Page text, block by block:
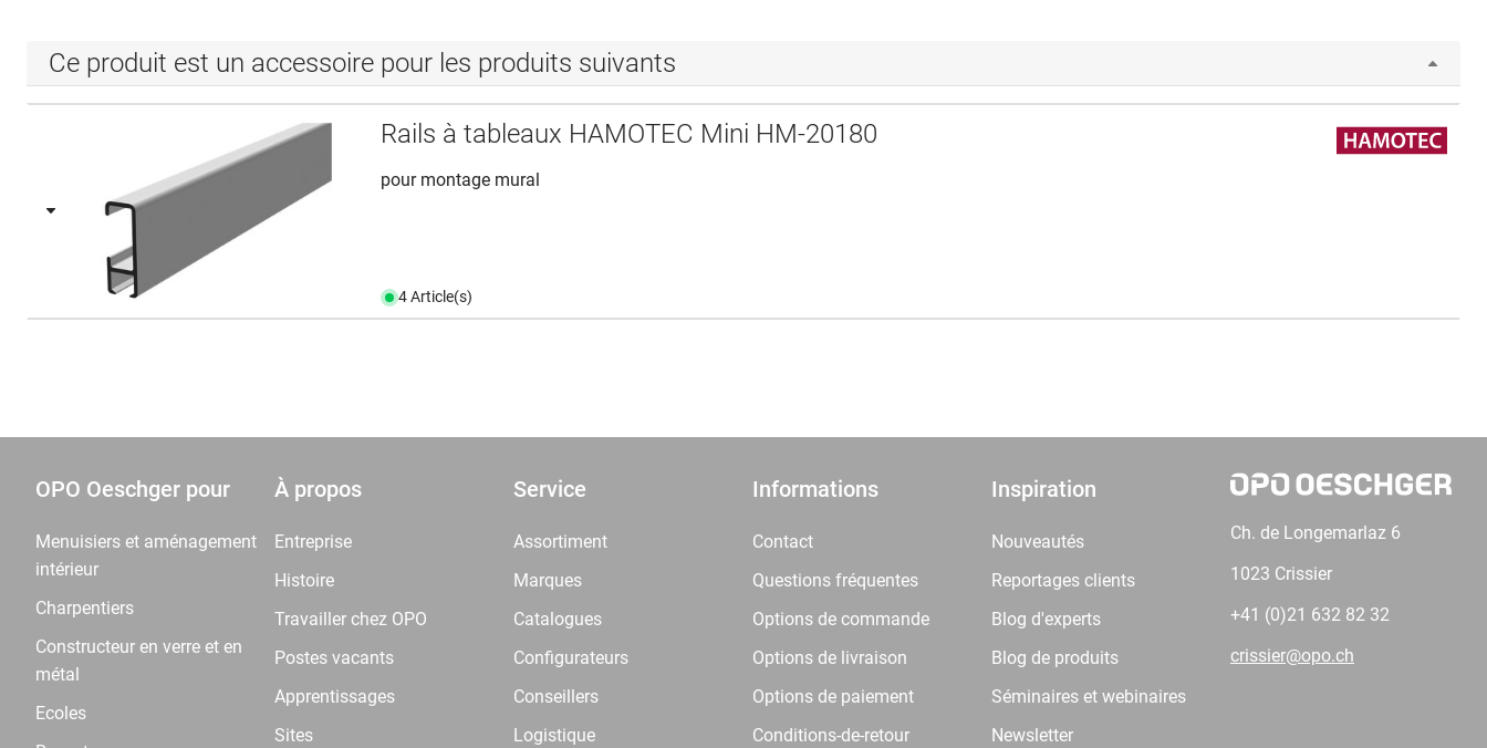
Ce produit est un accessoire pour les produits suivants
Rails à tableaux HAMOTEC Mini HM-20180
pour montage mural
4 Article(s)
OPO Oeschger pour
Menuisiers et aménagement
intérieur
Charpentiers
Constructeur en verre et en
métal
Ecoles
À propos
Entreprise
Histoire
Travailler chez OPO
Postes vacants
Apprentissages
Sites
Service
Assortiment
Marques
Catalogues
Configurateurs
Conseillers
Logistique
Informations
Contact
Questions fréquentes
Options de commande
Options de livraison
Options de paiement
Conditions-de-retour
Inspiration
Nouveautés
Reportages clients
Blog d'experts
Blog de produits
Séminaires et webinaires
Newsletter
Ch. de Longemarlaz 6
1023 Crissier
+41 (0)21 632 82 32
crissier@opo.ch